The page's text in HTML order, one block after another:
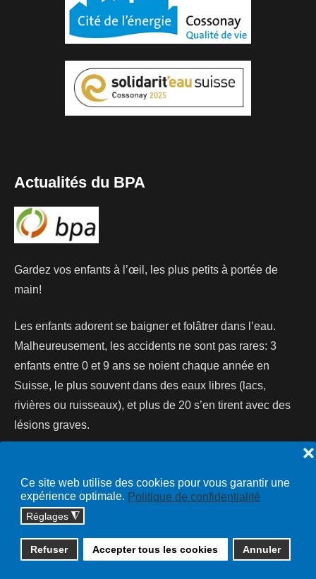
Ce site web utilise des cookies pour vous garantir une
expérience optimale. Politique de confidentialité
Réglages ◮
Refuser Accepter tous les cookies Annuler
❌
Actualités du BPA
Gardez vos enfants à l’œil, les plus petits à portée de
main!
Les enfants adorent se baigner et folâtrer dans l’eau.
Malheureusement, les accidents ne sont pas rares: 3
enfants entre 0 et 9 ans se noient chaque année en
Suisse, le plus souvent dans des eaux libres (lacs,
rivières ou ruisseaux), et plus de 20 s’en tirent avec des
lésions graves.
Copyright © 2026 cossonay.ch - tous droits réservés | site :
solutions informatiques